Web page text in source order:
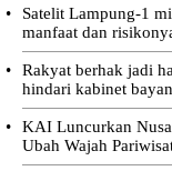
•
Satelit Lampung-1
manfaat dan
•
Rakyat berhak jadi
hindari kabinet
•
KAI Luncurkan
Ubah Wajah